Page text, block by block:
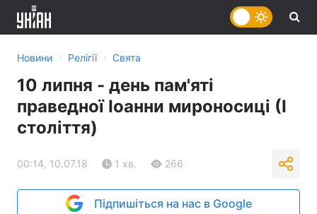
Новини › Релігії › Свята
10 липня - день пам'яті
праведної Іоанни мироносиці (І
століття)
00:14, 10.07.18 1 хв. 266
Підпишіться на нас в Google